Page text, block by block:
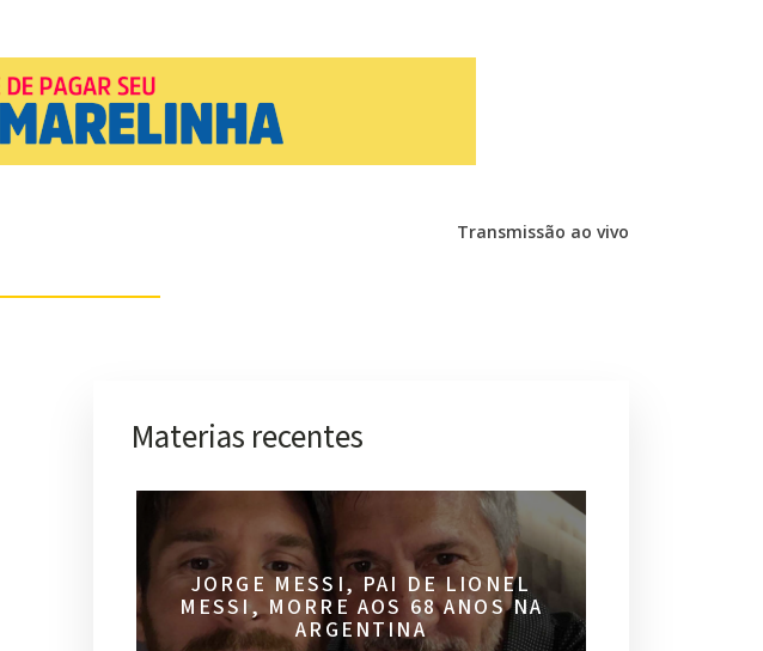
Transmissão ao vivo
Materias recentes
JORGE MESSI, PAI DE LIONEL
MESSI, MORRE AOS 68 ANOS NA
ARGENTINA